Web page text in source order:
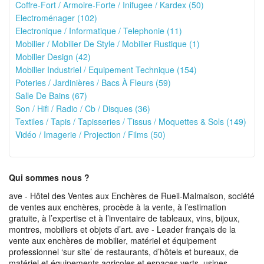
Coffre-Fort / Armoire-Forte / Inifugee / Kardex (50)
Electroménager (102)
Electronique / Informatique / Telephonie (11)
Mobilier / Mobilier De Style / Mobilier Rustique (1)
Mobilier Design (42)
Mobilier Industriel / Equipement Technique (154)
Poteries / Jardinières / Bacs À Fleurs (59)
Salle De Bains (67)
Son / Hifi / Radio / Cb / Disques (36)
Textiles / Tapis / Tapisseries / Tissus / Moquettes & Sols (149)
Vidéo / Imagerie / Projection / Films (50)
Qui sommes nous ?
ave - Hôtel des Ventes aux Enchères de Rueil-Malmaison, société
de ventes aux enchères, procède à la vente, à l’estimation
gratuite, à l’expertise et à l’inventaire de tableaux, vins, bijoux,
montres, mobiliers et objets d’art. ave - Leader français de la
vente aux enchères de mobilier, matériel et équipement
professionnel ‘sur site’ de restaurants, d’hôtels et bureaux, de